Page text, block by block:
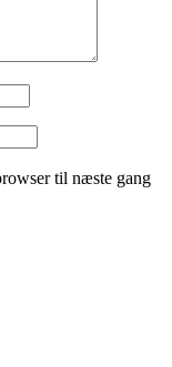
til næste gang